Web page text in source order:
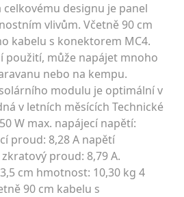
designu je panel
vlivům. Včetně 90 cm
kabelu s konektorem MC4.
použití, může napájet mnoho
nebo na kempu.
modulu je optimální v
v letních měsících Technické
W max. napájecí napětí:
proud: 8,28 A napětí
proud: 8,79 A.
cm hmotnost: 10,30 kg 4
90 cm kabelu s